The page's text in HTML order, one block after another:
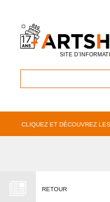
SITE
CLIQUEZ ET DÉCOUVREZ
RETOUR